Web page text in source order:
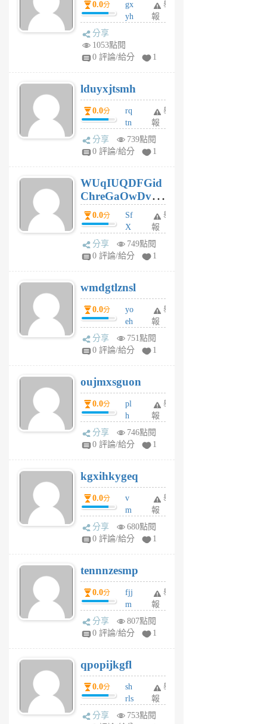
個
月
0.0分
gx
yh
jl
月
前
舉
報
分享
1053點閱
0 評論/給分
1
lduyxjtsmh
0.0分
rq
tn
jt
gl
個
月
前
舉
報
分享
739點閱
0 評論/給分
1
WUqIUQDFGid
ChreGaOwDv
dY0.0分
Sf
X
Pe
Jc
R
P
m
v
A
V
個
月
前
舉
報
分享
749點閱
0 評論/給分
1
wmdgtlznsl
0.0分
yo
eh
ld
gy
個
月
前
舉
報
分享
751點閱
0 評論/給分
1
oujmxsguon
0.0分
pl
h
wi
w
6
個
月
前
舉
報
分享
746點閱
0 評論/給分
1
kgxihkygeq
0.0分
v
m
sg
sr
6
個
月
前
舉
報
分享
680點閱
0 評論/給分
1
tennnzesmp
0.0分
fjj
m
w
rs
6
個
月
前
舉
報
分享
807點閱
0 評論/給分
1
qpopijkgfl
0.0分
sh
rls
k
舉
報
分享
753點閱